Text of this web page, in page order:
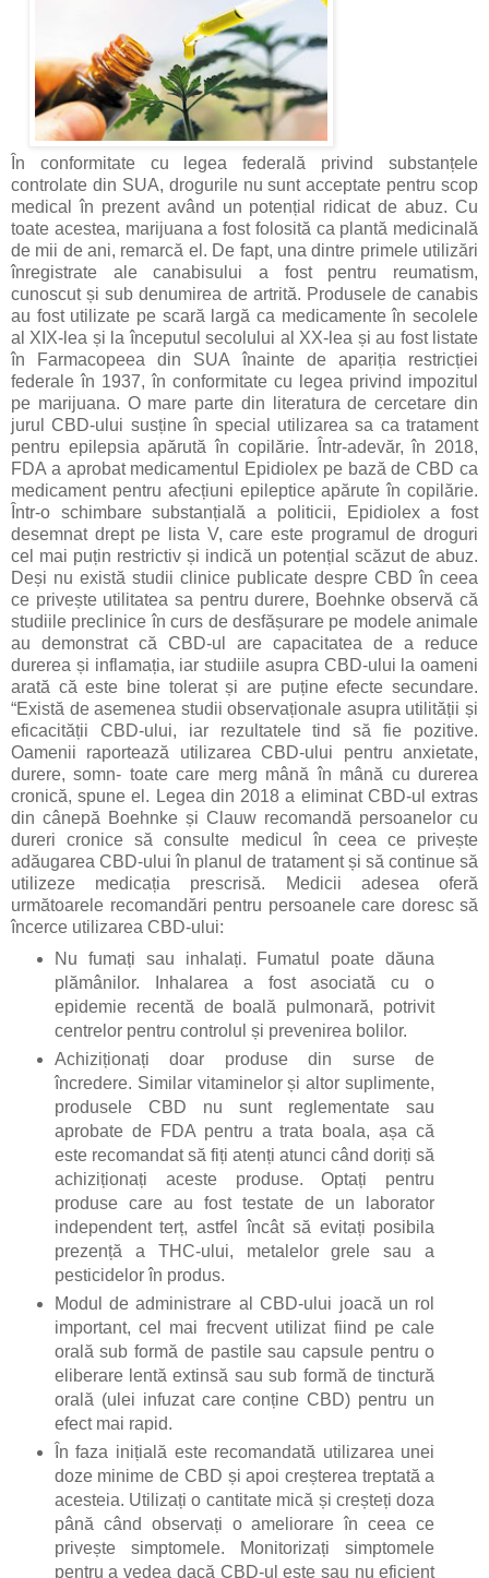
În conformitate cu legea federală privind substanțele
controlate din SUA, drogurile nu sunt acceptate pentru scop
medical în prezent având un potențial ridicat de abuz. Cu
toate acestea, marijuana a fost folosită ca plantă medicinală
de mii de ani, remarcă el. De fapt, una dintre primele utilizări
înregistrate ale canabisului a fost pentru reumatism,
cunoscut și sub denumirea de artrită. Produsele de canabis
au fost utilizate pe scară largă ca medicamente în secolele
al XIX-lea și la începutul secolului al XX-lea și au fost listate
în Farmacopeea din SUA înainte de apariția restricției
federale în 1937, în conformitate cu legea privind impozitul
pe marijuana. O mare parte din literatura de cercetare din
jurul CBD-ului susține în special utilizarea sa ca tratament
pentru epilepsia apărută în copilărie. Într-adevăr, în 2018,
FDA a aprobat medicamentul Epidiolex pe bază de CBD ca
medicament pentru afecțiuni epileptice apărute în copilărie.
Într-o schimbare substanțială a politicii, Epidiolex a fost
desemnat drept pe lista V, care este programul de droguri
cel mai puțin restrictiv și indică un potențial scăzut de abuz.
Deși nu există studii clinice publicate despre CBD în ceea
ce privește utilitatea sa pentru durere, Boehnke observă că
studiile preclinice în curs de desfășurare pe modele animale
au demonstrat că CBD-ul are capacitatea de a reduce
durerea și inflamația, iar studiile asupra CBD-ului la oameni
arată că este bine tolerat și are puține efecte secundare.
“Există de asemenea studii observaționale asupra utilității și
eficacității CBD-ului, iar rezultatele tind să fie pozitive.
Oamenii raportează utilizarea CBD-ului pentru anxietate,
durere, somn- toate care merg mână în mână cu durerea
cronică, spune el. Legea din 2018 a eliminat CBD-ul extras
din cânepă Boehnke și Clauw recomandă persoanelor cu
dureri cronice să consulte medicul în ceea ce privește
adăugarea CBD-ului în planul de tratament și să continue să
utilizeze medicația prescrisă. Medicii adesea oferă
următoarele recomandări pentru persoanele care doresc să
încerce utilizarea CBD-ului:
Nu fumați sau inhalați. Fumatul poate dăuna
plămânilor. Inhalarea a fost asociată cu o
epidemie recentă de boală pulmonară, potrivit
centrelor pentru controlul și prevenirea bolilor.
Achiziționați doar produse din surse de
încredere. Similar vitaminelor și altor suplimente,
produsele CBD nu sunt reglementate sau
aprobate de FDA pentru a trata boala, așa că
este recomandat să fiți atenți atunci când doriți să
achiziționați aceste produse. Optați pentru
produse care au fost testate de un laborator
independent terț, astfel încât să evitați posibila
prezență a THC-ului, metalelor grele sau a
pesticidelor în produs.
Modul de administrare al CBD-ului joacă un rol
important, cel mai frecvent utilizat fiind pe cale
orală sub formă de pastile sau capsule pentru o
eliberare lentă extinsă sau sub formă de tinctură
orală (ulei infuzat care conține CBD) pentru un
efect mai rapid.
În faza inițială este recomandată utilizarea unei
doze minime de CBD și apoi creșterea treptată a
acesteia. Utilizați o cantitate mică și creșteți doza
până când observați o ameliorare în ceea ce
privește simptomele. Monitorizați simptomele
pentru a vedea dacă CBD-ul este sau nu eficient